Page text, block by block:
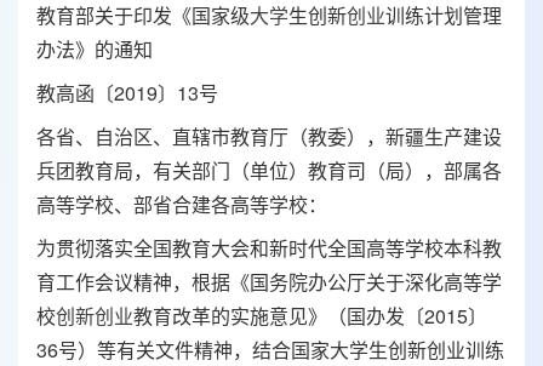
教育部关于印发《国家级大学生创新创业训练计划管理
办法》的通知
教高函〔2019〕13号
各省、自治区、直辖市教育厅（教委），新疆生产建设
兵团教育局，有关部门（单位）教育司（局），部属各
高等学校、部省合建各高等学校：
为贯彻落实全国教育大会和新时代全国高等学校本科教
育工作会议精神，根据《国务院办公厅关于深化高等学
校创新创业教育改革的实施意见》（国办发〔2015〕
36号）等有关文件精神，结合国家大学生创新创业训练